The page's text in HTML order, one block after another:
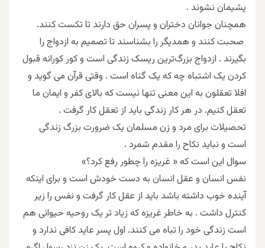
پشیمان نشوند .
همچنان جوانان دختران و پسران حق دارند تا تکست کنند.
صحبت کنند و همدیگر را بشناسند تا تصمیم به ازدواج را
بگیرند . ازدواج بزرگ‌ترین ریسک زندگی است و کور کورانه قبول
کردن یک اشتباه چه که یک گناه است . وقتی قرآن می گوید و
افلا تعقلون به این معنی تنها نیست که بالای کفر و ایمان ما
تعقل کنیم. در هر کار زندگی باید از تعقل کار گرفت .
تحصیلات برای مرد و زن مسلمان یک ضرورت بزرگ زندگی
است و نباید نکاح را مقدم شمرد .
سوال این است که « غريزه را چطور رفع كرد؟»
نفس انسان و عقل انسان به دست خودش است و برای اینکه
آینده خوب داشته باشد باید از عقل کار گرفت و نفس را زیر
کنترل داشت . به خاطر غریزه که زیاد تر یک روحیه حیوانی هم
است زندگی خود را تباه می کنند. اول پسر عاید کافی ندارد و